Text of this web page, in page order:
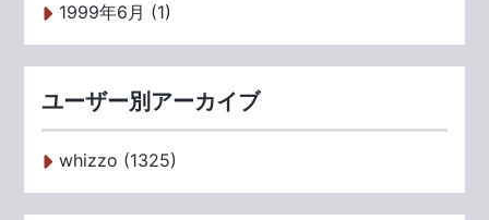
1999年6月 (1)
ユーザー別アーカイブ
whizzo (1325)